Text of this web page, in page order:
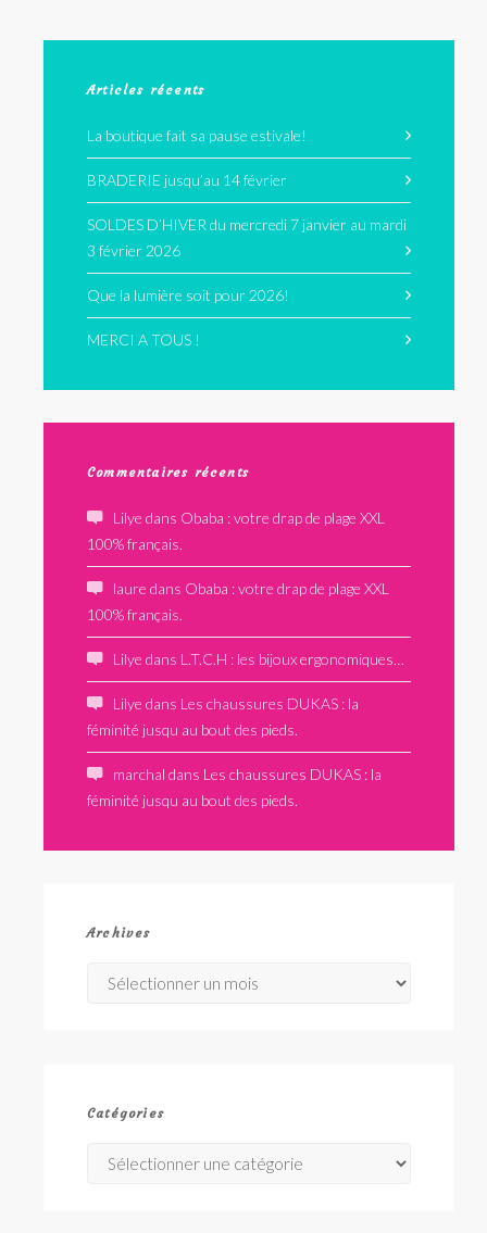
Articles récents
La boutique fait sa pause estivale!
BRADERIE jusqu’au 14 février
SOLDES D’HIVER du mercredi 7 janvier au mardi
3 février 2026
Que la lumière soit pour 2026!
MERCI A TOUS !
Commentaires récents
Lilye dans Obaba : votre drap de plage XXL
100% français.
laure dans Obaba : votre drap de plage XXL
100% français.
Lilye dans L.T.C.H : les bijoux ergonomiques…
Lilye dans Les chaussures DUKAS : la
féminité jusqu au bout des pieds.
marchal dans Les chaussures DUKAS : la
féminité jusqu au bout des pieds.
Archives
Catégories